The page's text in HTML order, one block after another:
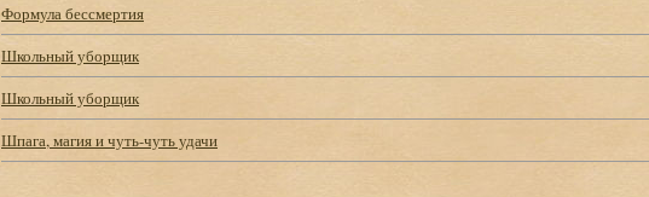
Формула бессмертия
Школьный убоpщик
Школьный уборщик
Шпага, магия и чуть-чуть удачи